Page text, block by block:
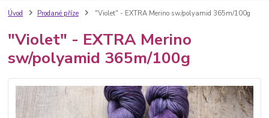
Úvod Prodané příze "Violet" - EXTRA Merino sw/polyamid 365m/100g
"Violet" - EXTRA Merino
sw/polyamid 365m/100g